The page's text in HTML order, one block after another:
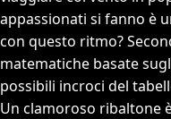
appassionati si fanno è
con questo ritmo?
matematiche basate
possibili incroci del
Un clamoroso ribaltone